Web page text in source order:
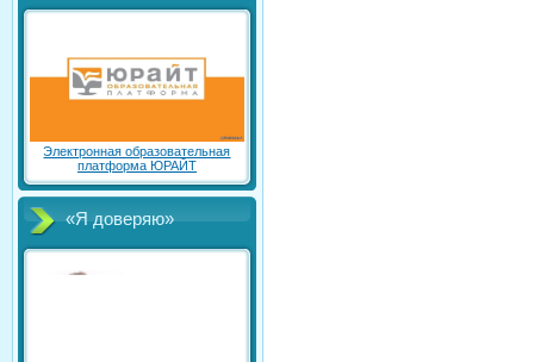
Электронная образовательная
платформа ЮРАЙТ
«Я доверяю»